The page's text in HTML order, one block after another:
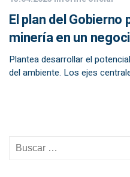
El plan del
minería en un
Plantea desarrollar el
del ambiente. Los ejes